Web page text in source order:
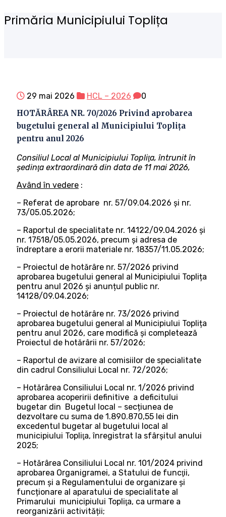
Primăria Municipiului Toplița
29 mai 2026 HCL – 2026
0
HOTĂRÂREA NR. 70/2026 Privind aprobarea
bugetului general al Municipiului Toplița
pentru anul 2026
Consiliul Local al Municipiului Topliţa, întrunit în
şedinţa extraordinară din data de 11 mai 2026,
Având în vedere :
– Referat de aprobare nr. 57/09.04.2026 și nr.
73/05.05.2026;
– Raportul de specialitate nr. 14122/09.04.2026 și
nr. 17518/05.05.2026, precum și adresa de
îndreptare a erorii materiale nr. 18357/11.05.2026;
– Proiectul de hotărâre nr. 57/2026 privind
aprobarea bugetului general al Municipiului Toplița
pentru anul 2026 și anunțul public nr.
14128/09.04.2026;
– Proiectul de hotărâre nr. 73/2026 privind
aprobarea bugetului general al Municipiului Toplița
pentru anul 2026, care modifică și completează
Proiectul de hotărârii nr. 57/2026;
– Raportul de avizare al comisiilor de specialitate
din cadrul Consiliului Local nr. 72/2026;
– Hotărârea Consiliului Local nr. 1/2026 privind
aprobarea acoperirii definitive a deficitului
bugetar din Bugetul local – secțiunea de
dezvoltare cu suma de 1.890.870,55 lei din
excedentul bugetar al bugetului local al
municipiului Topliţa, înregistrat la sfârşitul anului
2025;
– Hotărârea Consiliului Local nr. 101/2024 privind
aprobarea Organigramei, a Statului de funcţii,
precum și a Regulamentului de organizare și
funcționare al aparatului de specialitate al
Primarului municipiului Topliţa, ca urmare a
reorganizării activității;